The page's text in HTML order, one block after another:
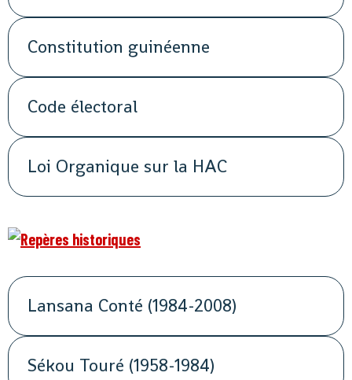
Constitution guinéenne
Code électoral
Loi Organique sur la HAC
Lansana Conté (1984-2008)
Sékou Touré (1958-1984)